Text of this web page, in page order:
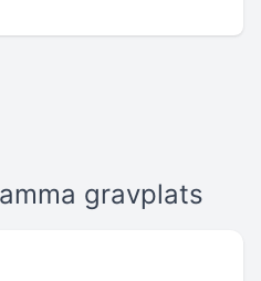
gravplats